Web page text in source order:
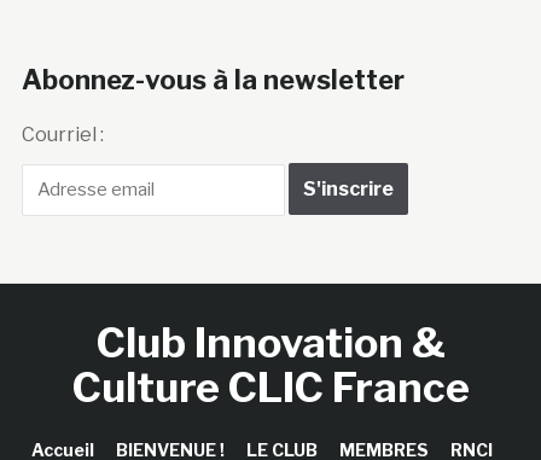
Abonnez-vous à la newsletter
Courriel :
Club Innovation &
Culture CLIC France
Accueil BIENVENUE ! LE CLUB MEMBRES RNCI